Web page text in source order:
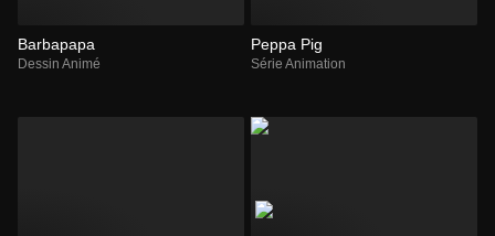
Barbapapa
Dessin Animé
Peppa Pig
Série Animation